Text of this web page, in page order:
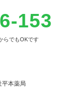
153
らでもOKです
本薬局